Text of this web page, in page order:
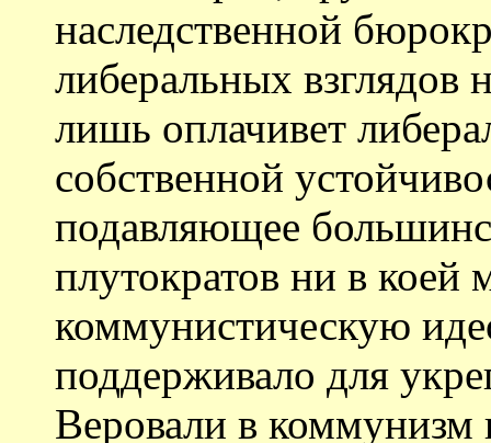
наследственной
либеральных взглядов
лишь оплачивет
собственной
подавляющее
плутократов ни в коей
коммунистическую
поддерживало для
Веровали в коммунизм